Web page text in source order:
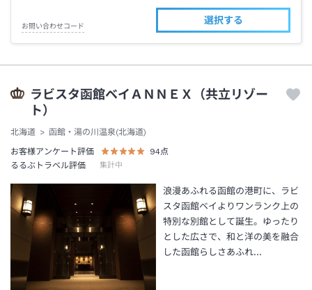
お問い合わせコード
選択する
ラビスタ函館ベイＡＮＮＥＸ（共立リゾー
ト）
北海道
函館・湯の川温泉(北海道)
お客様アンケート評価
94点
るるぶトラベル評価
集計中
浪漫あふれる函館の港町に、ラビ
スタ函館ベイよりワンランク上の
特別な別館として誕生。ゆったり
とした広さで、和と洋の美を融合
した函館らしさあふれ…